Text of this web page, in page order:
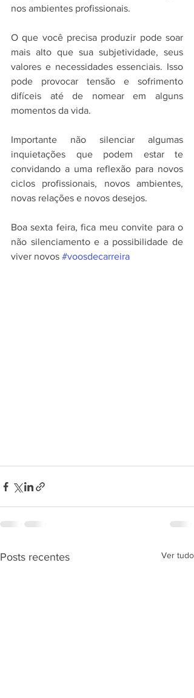
nos ambientes profissionais.
O que você precisa produzir pode soar
mais alto que sua subjetividade, seus
valores e necessidades essenciais. Isso
pode provocar tensão e sofrimento
difíceis até de nomear em alguns
momentos da vida.
Importante não silenciar algumas
inquietações que podem estar te
convidando a uma reflexão para novos
ciclos profissionais, novos ambientes,
novas relações e novos desejos.
Boa sexta feira, fica meu convite para o
não silenciamento e a possibilidade de
viver novos #voosdecarreira
Posts recentes Ver tudo